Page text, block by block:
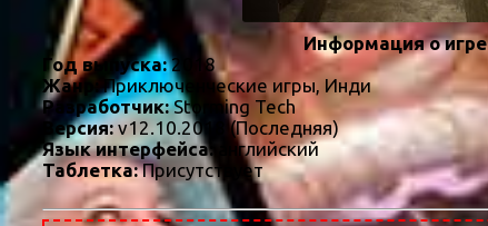
Информация о игре
Год выпуска:2018
Жанр:
Приключенческие игры, Инди
Разработчик:Storming Tech
Версия:v12.10.2018 (Последняя)
Язык интерфейса: английский
Таблетка:Присутствует